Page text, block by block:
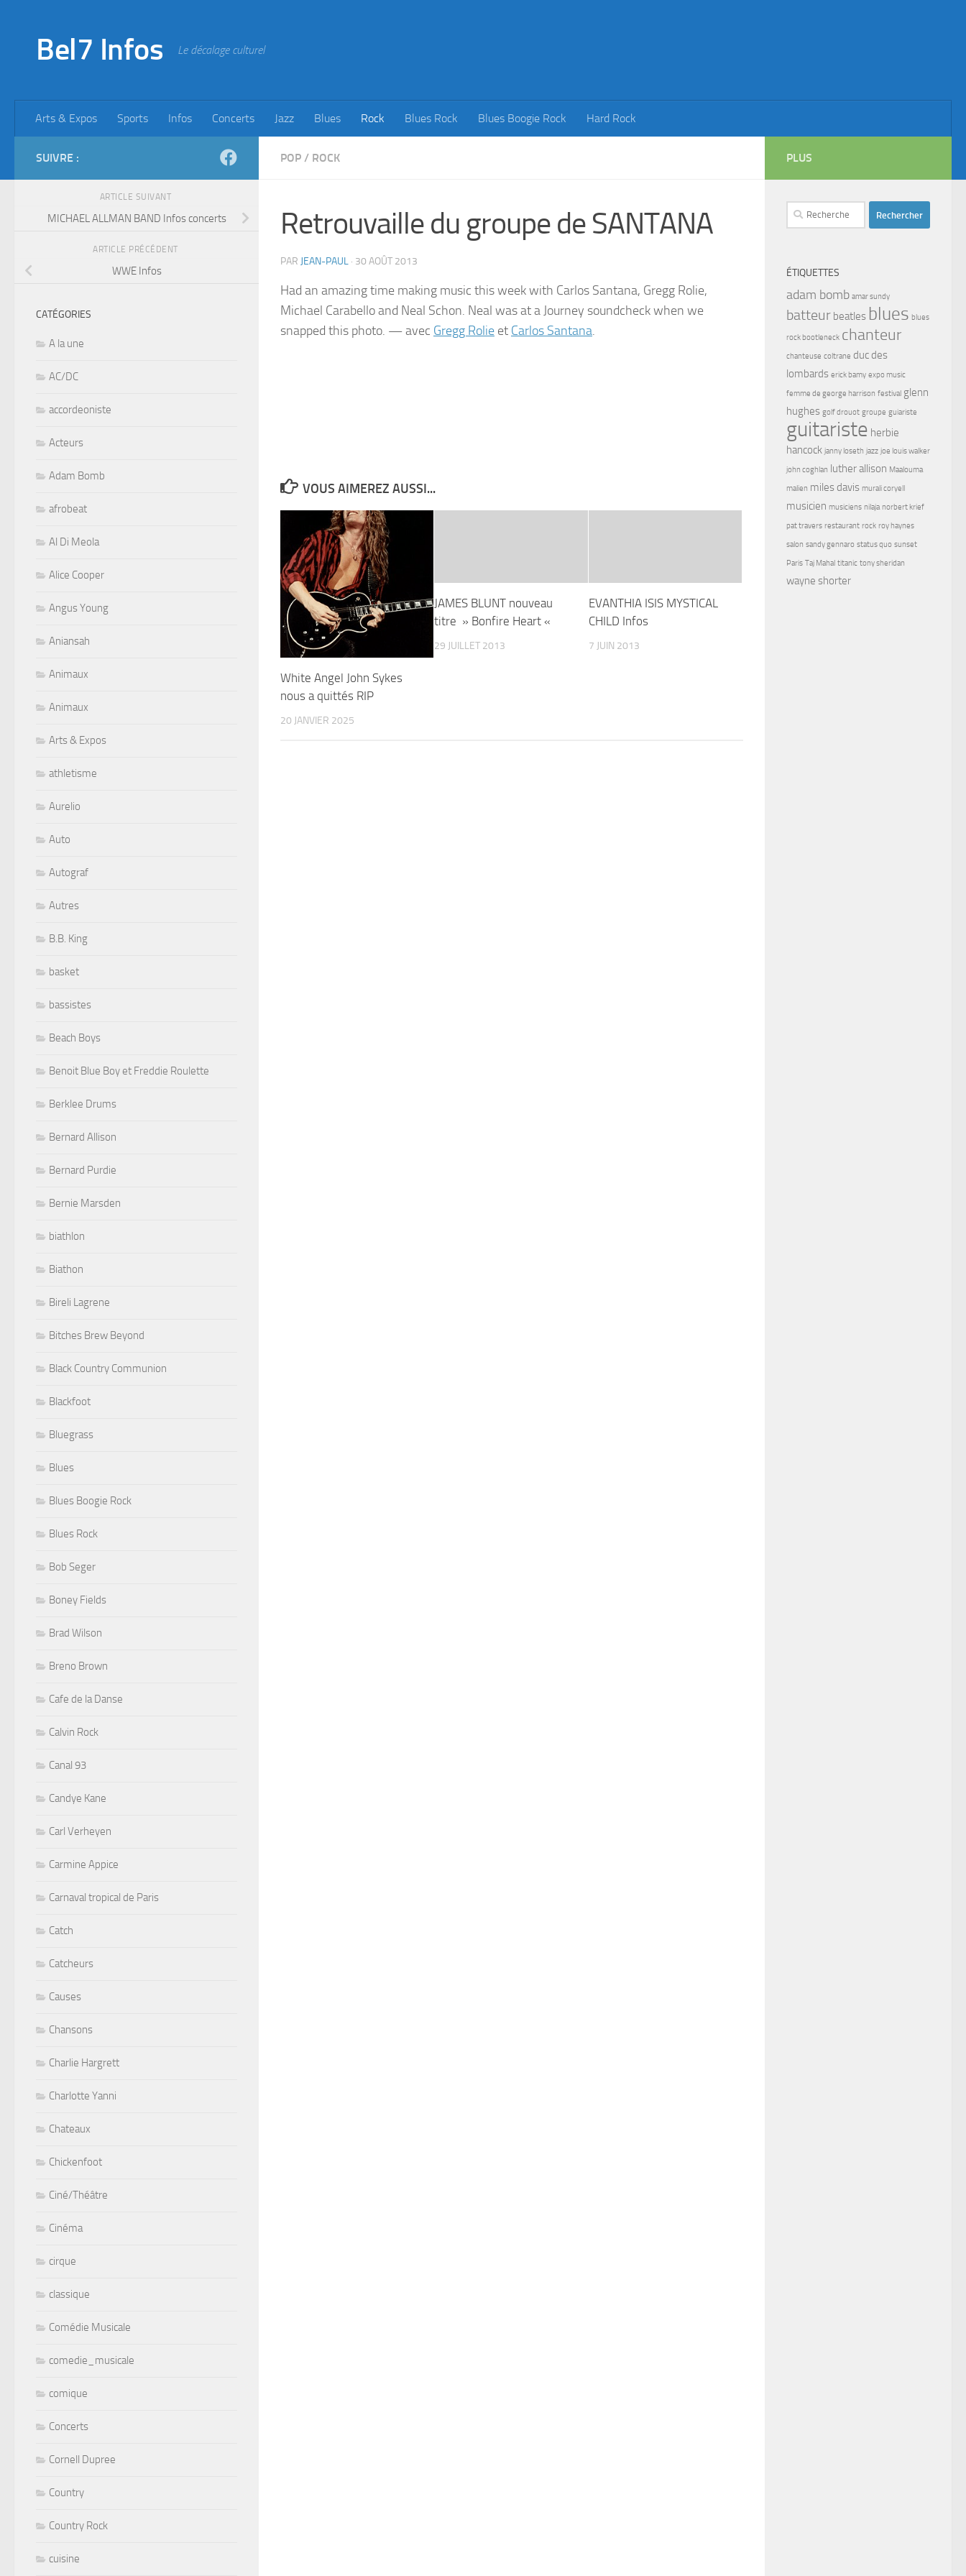
Bel7 Infos Le décalage culturel
Arts & Expos Sports Infos Concerts Jazz Blues Rock Blues Rock Blues Boogie Rock Hard Rock
POP / ROCK
Retrouvaille du groupe de SANTANA
PAR JEAN-PAUL · 30 AOÛT 2013
Had an amazing time making music this week with Carlos Santana, Gregg Rolie,
Michael Carabello and Neal Schon. Neal was at a Journey soundcheck when we
snapped this photo. — avec Gregg Rolie et Carlos Santana.
VOUS AIMEREZ AUSSI...
White Angel John Sykes
nous a quittés RIP
20 JANVIER 2025
JAMES BLUNT nouveau
titre » Bonfire Heart «
29 JUILLET 2013
EVANTHIA ISIS MYSTICAL
CHILD Infos
7 JUIN 2013
SUIVRE :
ARTICLE SUIVANT
MICHAEL ALLMAN BAND Infos concerts
ARTICLE PRÉCÉDENT
WWE Infos
CATÉGORIES
A la une
AC/DC
accordeoniste
Acteurs
Adam Bomb
afrobeat
Al Di Meola
Alice Cooper
Angus Young
Aniansah
Animaux
Animaux
Arts & Expos
athletisme
Aurelio
Auto
Autograf
Autres
B.B. King
basket
bassistes
Beach Boys
Benoit Blue Boy et Freddie Roulette
Berklee Drums
Bernard Allison
Bernard Purdie
Bernie Marsden
biathlon
Biathon
Bireli Lagrene
Bitches Brew Beyond
Black Country Communion
Blackfoot
Bluegrass
Blues
Blues Boogie Rock
Blues Rock
Bob Seger
Boney Fields
Brad Wilson
Breno Brown
Cafe de la Danse
Calvin Rock
Canal 93
Candye Kane
Carl Verheyen
Carmine Appice
Carnaval tropical de Paris
Catch
Catcheurs
Causes
Chansons
Charlie Hargrett
Charlotte Yanni
Chateaux
Chickenfoot
Ciné/Théâtre
Cinéma
cirque
classique
Comédie Musicale
comedie_musicale
comique
Concerts
Cornell Dupree
Country
Country Rock
cuisine
PLUS
Rechercher :
ÉTIQUETTES
adam bomb amar sundy
batteur beatles blues blues
rock bootleneck chanteur
chanteuse coltrane duc des
lombards erick bamy expo music
femme de george harrison festival glenn
hughes golf drouot groupe guiariste
guitariste herbie
hancock janny loseth jazz joe louis walker
john coghlan luther allison Maalouma
malien miles davis murali coryell
musicien musiciens nilaja norbert krief
pat travers restaurant rock roy haynes
salon sandy gennaro status quo sunset
Paris Taj Mahal titanic tony sheridan
wayne shorter